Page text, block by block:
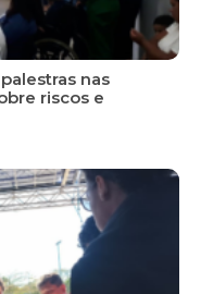
nas
riscos e